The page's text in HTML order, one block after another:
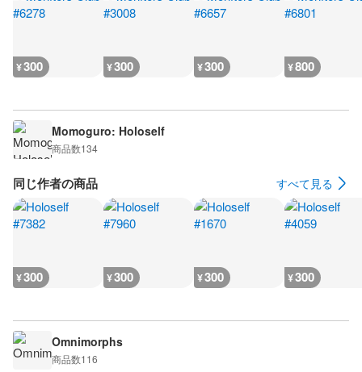
¥300 ¥300 ¥300 ¥800
Momoguro: Holoself
商品数134
同じ作者の商品 すべて見る
¥300 ¥300 ¥300 ¥300
Omnimorphs
商品数116